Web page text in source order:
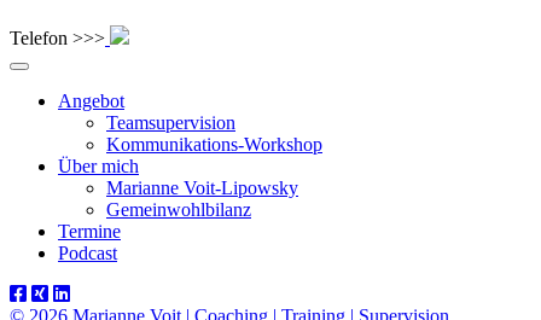
Telefon >>>
Angebot
Teamsupervision
Kommunikations-Workshop
Über mich
Marianne Voit-Lipowsky
Gemeinwohlbilanz
Termine
Podcast